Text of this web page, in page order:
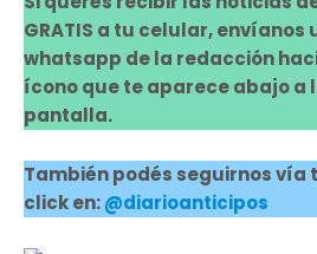
GRATIS a tu celular, envíanos
whatsapp de la redacción
ícono que te aparece abajo a
pantalla.
También podés seguirnos
click en:@diarioanticipos